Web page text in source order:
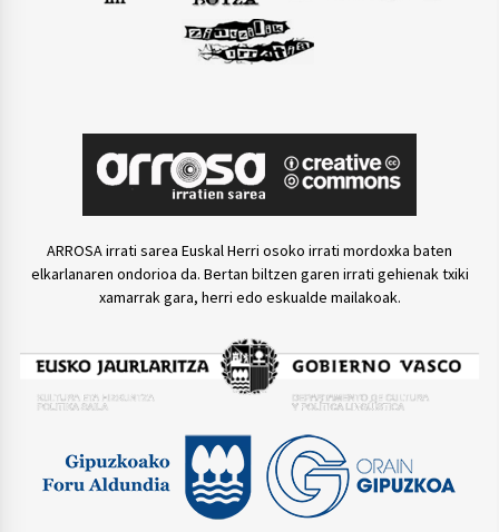
ARROSA irrati sarea Euskal Herri osoko irrati mordoxka baten
elkarlanaren ondorioa da. Bertan biltzen garen irrati gehienak txiki
xamarrak gara, herri edo eskualde mailakoak.